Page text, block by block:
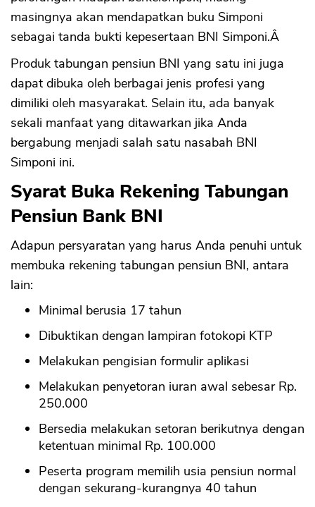
masingnya akan mendapatkan buku Simponi
sebagai tanda bukti kepesertaan BNI Simponi.Â
Produk tabungan pensiun BNI yang satu ini juga
dapat dibuka oleh berbagai jenis profesi yang
dimiliki oleh masyarakat. Selain itu, ada banyak
sekali manfaat yang ditawarkan jika Anda
bergabung menjadi salah satu nasabah BNI
Simponi ini.
Syarat Buka Rekening Tabungan
Pensiun Bank BNI
Adapun persyaratan yang harus Anda penuhi untuk
membuka rekening tabungan pensiun BNI, antara
lain:
Minimal berusia 17 tahun
Dibuktikan dengan lampiran fotokopi KTP
Melakukan pengisian formulir aplikasi
Melakukan penyetoran iuran awal sebesar Rp.
250.000
Bersedia melakukan setoran berikutnya dengan
ketentuan minimal Rp. 100.000
Peserta program memilih usia pensiun normal
dengan sekurang-kurangnya 40 tahun